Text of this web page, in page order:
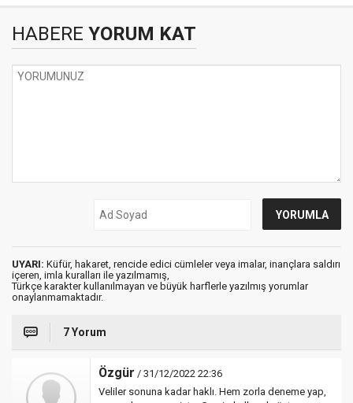
HABERE YORUM KAT
UYARI: Küfür, hakaret, rencide edici cümleler veya imalar, inançlara saldırı
içeren, imla kuralları ile yazılmamış,
Türkçe karakter kullanılmayan ve büyük harflerle yazılmış yorumlar
onaylanmamaktadır.
7 Yorum
Özgür / 31/12/2022 22:36
Veliler sonuna kadar haklı. Hem zorla deneme yap,